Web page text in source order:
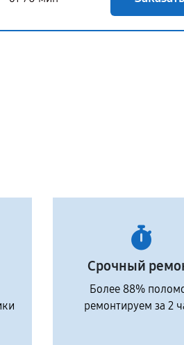
Срочный
Более 88%
ремонтируем за 2